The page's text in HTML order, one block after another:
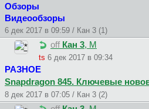
Обзоры
Видеообзоры
6 дек 2017 в 09:59 / Кан 3 (1)
off Кан 3, М
ts 6 дек 2017 в 09:34
РАЗНОЕ
Snapdragon 845. Ключевые
8 дек 2017 в 07:05 / Кан 3 (2)